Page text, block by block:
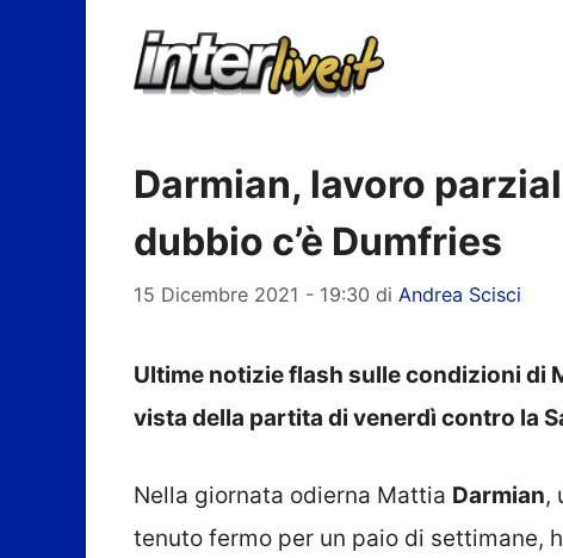
Darmian, lavoro
dubbio c’è Dumfries
15 Dicembre 2021 - 19:30 di Andrea Scisci
Ultime notizie flash sulle condizioni di
vista della partita di venerdì contro la
Nella giornata odierna Mattia Darmian,
tenuto fermo per un paio di settimane,